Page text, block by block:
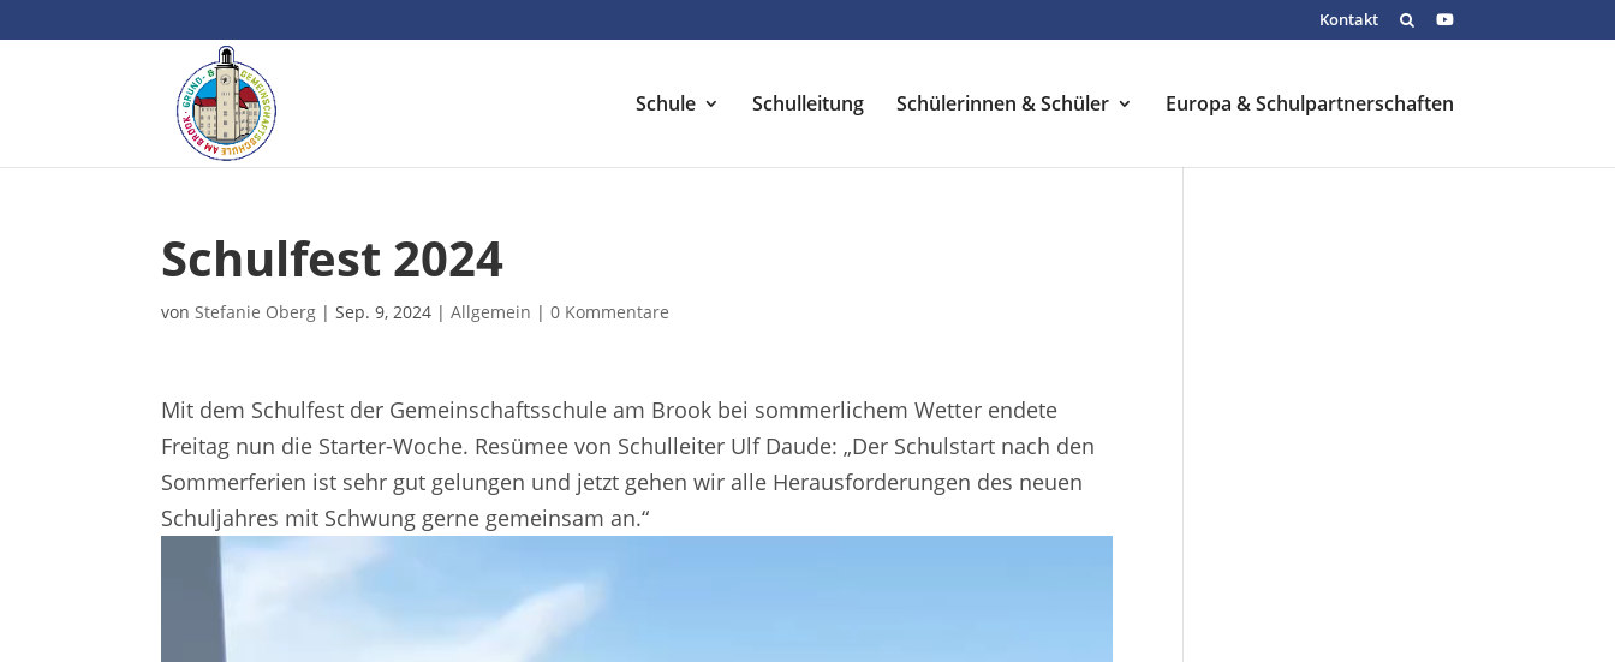
Kontakt
Schule Schulleitung Schülerinnen & Schüler Europa & Schulpartnerschaften
Schulfest 2024
vonStefanie Oberg |Sep. 9, 2024 |Allgemein |0 Kommentare
Mit dem Schulfest der Gemeinschaftsschule am Brook bei sommerlichem Wetter endete
Freitag nun die Starter-Woche. Resümee von Schulleiter Ulf Daude: „Der Schulstart nach den
Sommerferien ist sehr gut gelungen und jetzt gehen wir alle Herausforderungen des neuen
Schuljahres mit Schwung gerne gemeinsam an.“